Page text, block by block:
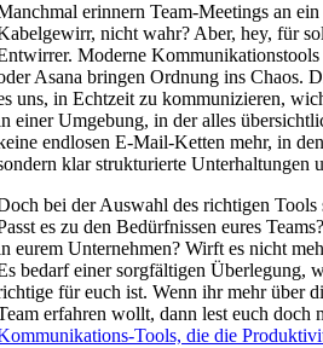
erinnern Team-Meetings an
nicht wahr? Aber, hey, für
Moderne
Asana bringen Ordnung ins Chaos.
uns, in Echtzeit zu kommunizieren,
einer Umgebung, in der alles
endlosen E-Mail-Ketten mehr, in
klar strukturierte Unterhaltungen
bei der Auswahl des richtigen Tools
es zu den Bedürfnissen eures
eurem Unternehmen? Wirft es nicht
bedarf einer sorgfältigen Überlegung,
für euch ist. Wenn ihr mehr über
erfahren wollt, dann lest euch doch
Tools, die die